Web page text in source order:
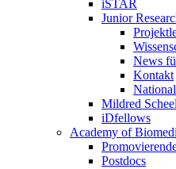
iSTAR
Junior
News
Kontakt
Mildred
iDfellows
Academy of
Postdocs